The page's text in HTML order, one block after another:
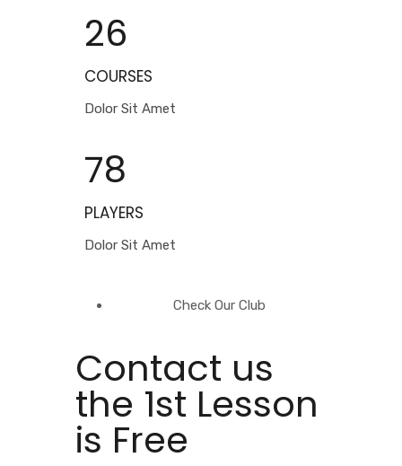
26
COURSES
Dolor Sit Amet
78
PLAYERS
Dolor Sit Amet
Check Our Club
Contact us
the 1st Lesson
is Free